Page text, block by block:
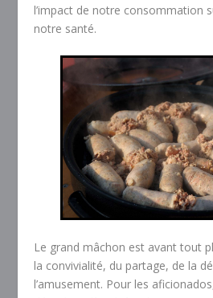
l’impact de notre consommation
notre santé.
Le grand mâchon est avant tout
la convivialité, du partage, de la
l’amusement. Pour les